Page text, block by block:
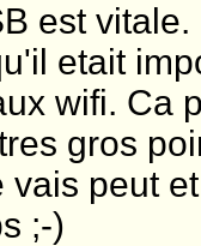
est vitale.
etait
wifi. Ca
gros
vais peut
;-)